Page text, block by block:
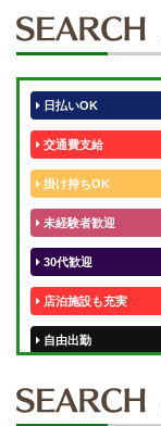
日払いOK
交通費支給
掛け持ちOK
未経験者歓迎
30代歓迎
店泊施設も充実
自由出勤